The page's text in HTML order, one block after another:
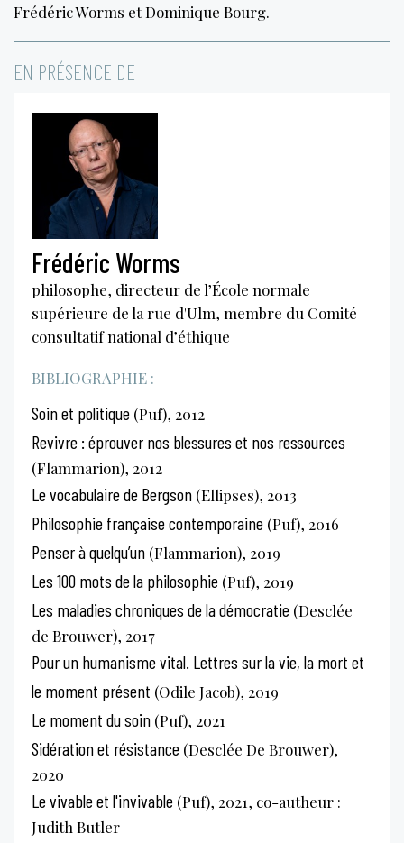
Frédéric Worms et Dominique Bourg.
EN PRÉSENCE DE
Frédéric Worms
philosophe, directeur de l’École normale
supérieure de la rue d'Ulm, membre du Comité
consultatif national d’éthique
BIBLIOGRAPHIE :
Soin et politique (Puf), 2012
Revivre : éprouver nos blessures et nos ressources
(Flammarion), 2012
Le vocabulaire de Bergson (Ellipses), 2013
Philosophie française contemporaine (Puf), 2016
Penser à quelqu’un (Flammarion), 2019
Les 100 mots de la philosophie (Puf), 2019
Les maladies chroniques de la démocratie (Desclée
de Brouwer), 2017
Pour un humanisme vital. Lettres sur la vie, la mort et
le moment présent (Odile Jacob), 2019
Le moment du soin (Puf), 2021
Sidération et résistance (Desclée De Brouwer),
2020
Le vivable et l'invivable (Puf), 2021, co-autheur :
Judith Butler